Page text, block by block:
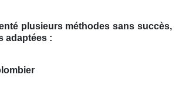
plusieurs méthodes sans succès,
adaptées :